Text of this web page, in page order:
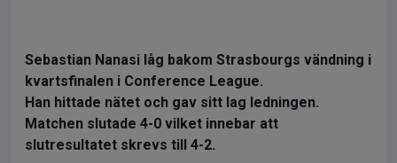
Sebastian Nanasi låg bakom Strasbourgs vändning i
kvartsfinalen i Conference League.
Han hittade nätet och gav sitt lag ledningen.
Matchen slutade 4-0 vilket innebar att
slutresultatet skrevs till 4-2.